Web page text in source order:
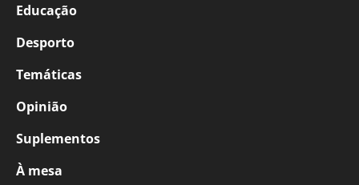
Educação
Desporto
Temáticas
Opinião
Suplementos
À mesa